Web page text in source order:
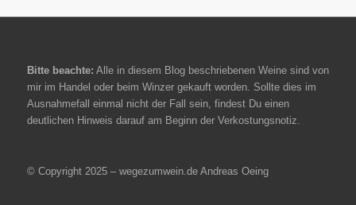
Bitte beachte: Alle in diesem Blog beschriebenen Weine sind von
mir im Handel oder beim Winzer gekauft worden. Sollte dies im
Ausnahmefall einmal nicht der Fall sein, findest Du einen
deutlichen Hinweis darauf am Beginn der Verkostungsnotiz.
© Copyright 2025 – wegezumwein.de Andreas Oeing